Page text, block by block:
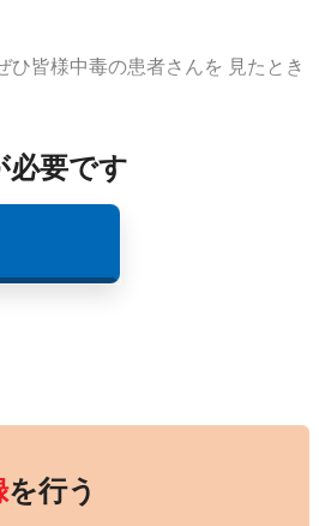
皆様中毒の患者さんを 見たとき
必要です
を行う